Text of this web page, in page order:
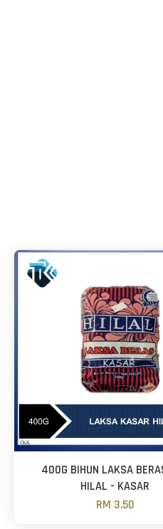
400G BIHUN LAKSA
HILAL - KASAR
RM 3.50